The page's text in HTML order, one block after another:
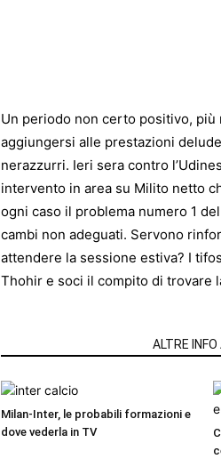
Un periodo non certo positivo, più
aggiungersi alle prestazioni
nerazzurri. Ieri sera contro
intervento in area su Milito netto
ogni caso il problema numero 1
cambi non adeguati. Servono
attendere la sessione estiva? I
Thohir e soci il compito di trovare
ALTRE
Milan-Inter, le probabili formazioni e
dove vederla in TV